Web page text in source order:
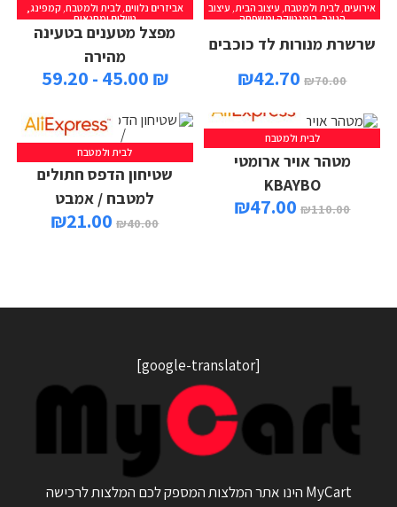
אירועים, לבית ולמטבח, עיצוב הבית, עיצוב
הגינה,רומנטיקה ומשפחה
שרשרת מנורות לד כוכבים
₪70.00
₪42.70
אביזרים נלווים,לבית ולמטבח,קמפינג,
טיולים ומחנאות
מפצל מטענים בטעינה
מהירה
₪ 45.00 - 59.20
לבית ולמטבח
מטהר אויר ארומטי
KBAYBO
₪110.00
₪47.00
לבית ולמטבח
שטיחון הדפס חתולים
למטבח / אמבט
₪40.00
₪21.00
[google-translator]
MyCart הינו אתר המלצות המספק לכם המלצות לרכישה